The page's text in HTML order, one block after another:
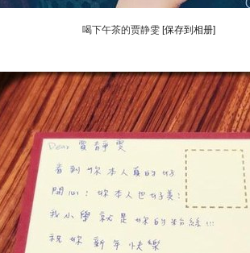
喝下午茶的贾静雯 [保存到相册]